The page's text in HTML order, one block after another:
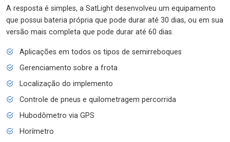
A resposta é simples, a SatLight desenvolveu um equipamento
que possui bateria própria que pode durar até 30 dias, ou em sua
versão mais completa que pode durar até 60 dias.
Aplicações em todos os tipos de semirreboques
Gerenciamento sobre a frota
Localização do implemento
Controle de pneus e quilometragem percorrida
Hubodômetro via GPS
Horímetro